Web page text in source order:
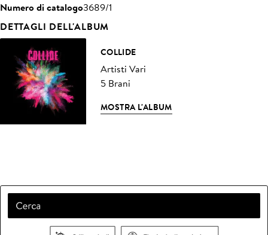
Numero di catalogo3689/1
DETTAGLI DELL'ALBUM
COLLIDE
Artisti Vari
5 Brani
MOSTRA L'ALBUM